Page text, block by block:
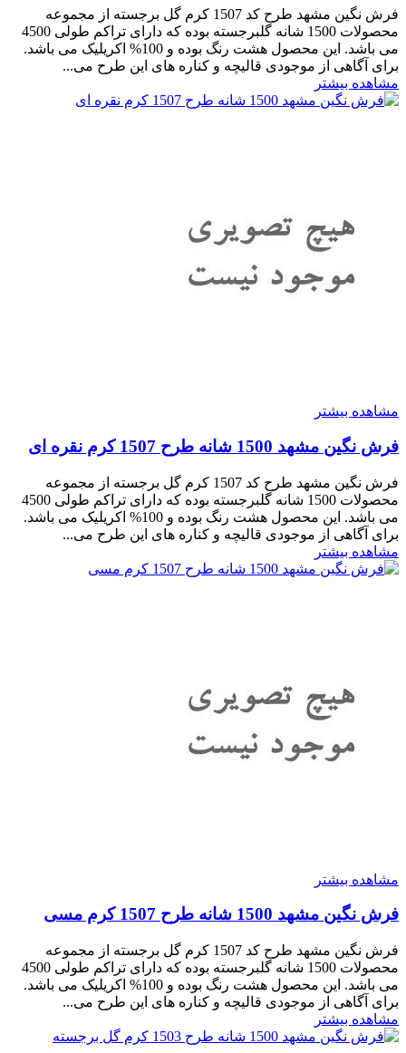
فرش نگین مشهد طرح کد 1507 کرم گل برجسته از مجموعه
محصولات 1500 شانه گلبرجسته بوده که دارای تراکم طولی 4500
می باشد. این محصول هشت رنگ بوده و 100% اکریلیک می باشد.
برای آگاهی از موجودی قالیچه و کناره های این طرح می...
مشاهده بیشتر
مشاهده بیشتر
فرش نگین مشهد 1500 شانه طرح 1507 کرم نقره ای
فرش نگین مشهد طرح کد 1507 کرم گل برجسته از مجموعه
محصولات 1500 شانه گلبرجسته بوده که دارای تراکم طولی 4500
می باشد. این محصول هشت رنگ بوده و 100% اکریلیک می باشد.
برای آگاهی از موجودی قالیچه و کناره های این طرح می...
مشاهده بیشتر
مشاهده بیشتر
فرش نگین مشهد 1500 شانه طرح 1507 کرم مسی
فرش نگین مشهد طرح کد 1507 کرم گل برجسته از مجموعه
محصولات 1500 شانه گلبرجسته بوده که دارای تراکم طولی 4500
می باشد. این محصول هشت رنگ بوده و 100% اکریلیک می باشد.
برای آگاهی از موجودی قالیچه و کناره های این طرح می...
مشاهده بیشتر